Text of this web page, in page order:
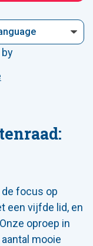
de focus op
een vijfde lid, en
oproep in
mooie